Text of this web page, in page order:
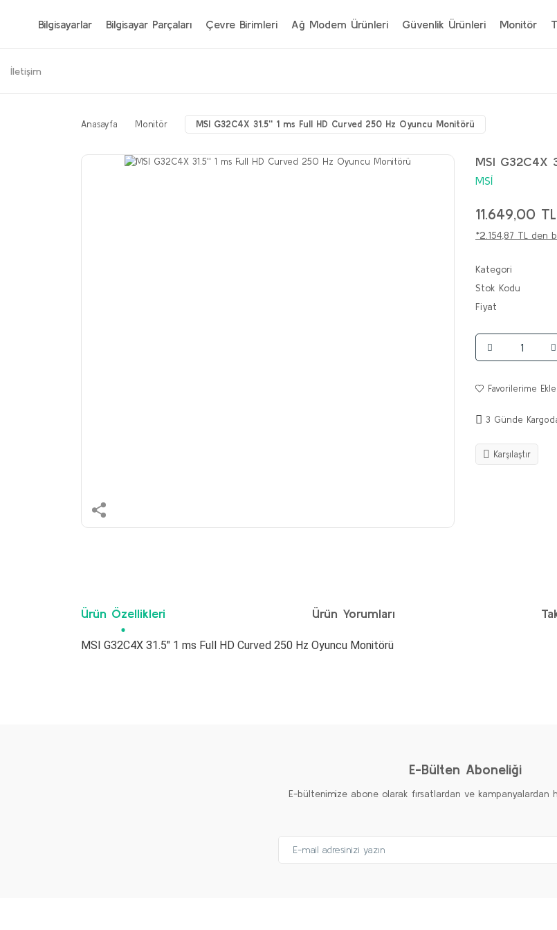
Bilgisayarlar Bilgisayar Parçaları Çevre Birimleri Ağ Modem Ürünleri Güvenlik Ürünleri Monitör
İletişim
Anasayfa Monitör MSI G32C4X 31.5'' 1 ms Full HD Curved 250 Hz Oyuncu Monitörü
MSI G32C4X
MSİ
11.649,00 TL
*2.154,87 TL den
Kategori
Stok Kodu
Fiyat
3 Günde
Karşılaştır
Ürün Özellikleri Ürün Yorumları
MSI G32C4X 31.5" 1 ms Full HD Curved 250 Hz Oyuncu Monitörü
E-Bülten Aboneliği
E-bültenimize abone olarak fırsatlardan ve kampanyalardan